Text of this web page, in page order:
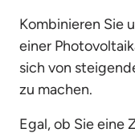
Kombinieren Sie
einer
sich von
zu machen.
Egal, ob Sie eine